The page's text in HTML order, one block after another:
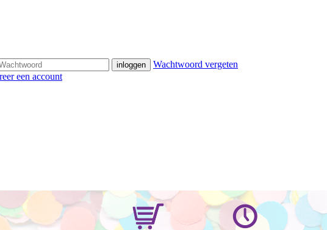
Wachtwoord vergeten
een account